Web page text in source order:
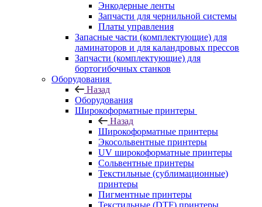
Энкодерные ленты
Запчасти для чернильной системы
Платы управления
Запасные части (комплектующие) для
ламинаторов и для каландровых прессов
Запчасти (комплектующие) для
бортогибочных станков
Оборудования
Назад
Оборудования
Широкоформатные принтеры
Назад
Широкоформатные принтеры
Экосольвентные принтеры
UV широкоформатные принтеры
Сольвентные принтеры
Текстильные (сублимационные)
принтеры
Пигментные принтеры